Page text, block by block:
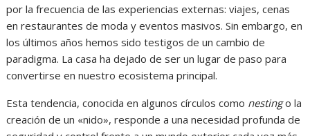
por la frecuencia de las experiencias externas: viajes, cenas
en restaurantes de moda y eventos masivos. Sin embargo, en
los últimos años hemos sido testigos de un cambio de
paradigma. La casa ha dejado de ser un lugar de paso para
convertirse en nuestro ecosistema principal.
Esta tendencia, conocida en algunos círculos como nestingo la
creación de un «nido», responde a una necesidad profunda de